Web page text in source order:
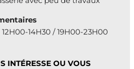
12H00-14H30 / 19H00-23H00
INTÉRESSE OU VOUS